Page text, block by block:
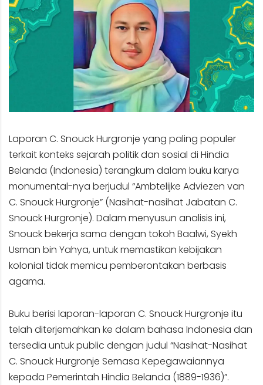
Laporan C. Snouck Hurgronje yang paling populer
terkait konteks sejarah politik dan sosial di Hindia
Belanda (Indonesia) terangkum dalam buku karya
monumental-nya berjudul “Ambtelijke Adviezen van
C. Snouck Hurgronje” (Nasihat-nasihat Jabatan C.
Snouck Hurgronje). Dalam menyusun analisis ini,
Snouck bekerja sama dengan tokoh Baalwi, Syekh
Usman bin Yahya, untuk memastikan kebijakan
kolonial tidak memicu pemberontakan berbasis
agama.
Buku berisi laporan-laporan C. Snouck Hurgronje itu
telah diterjemahkan ke dalam bahasa Indonesia dan
tersedia untuk public dengan judul “Nasihat-Nasihat
C. Snouck Hurgronje Semasa Kepegawaiannya
kepada Pemerintah Hindia Belanda (1889-1936)”.